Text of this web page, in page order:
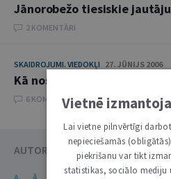
Jānorobežo tiesiskie
2 KOMENTĀRI
SKAIDROJUMI. VIEDOKĻI 27. JŪNIJS 2006
Kā nostiprināt tiesu iekārtu
6 KOMENTĀRI
AUTORU KATALOGS
Vietnē
Lai vietne pilnvērtīgi
nepieciešamās
piekrišanu var tikt
statistikas, sociālo mediju